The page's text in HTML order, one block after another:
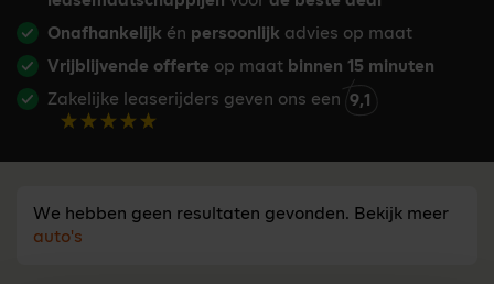
Onafhankelijk én persoonlijk advies op maat
Vrijblijvende offerte op maat binnen 15 minuten
Zakelijke leaserijders geven ons een 9,1
We hebben geen resultaten gevonden. Bekijk meer
auto's